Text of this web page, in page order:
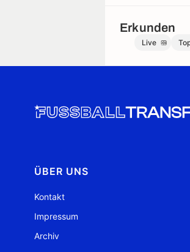
Erkunden
Live
ÜBER UNS
Kontakt
Impressum
Archiv